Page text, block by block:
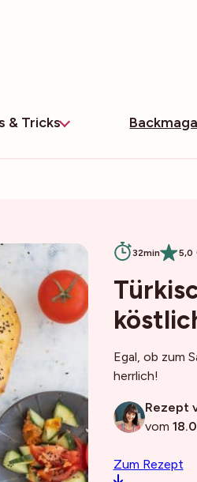
& Tricks
32min 5,0
Egal, ob zum
herrlich!
Rezept
vom
Zum Rezept